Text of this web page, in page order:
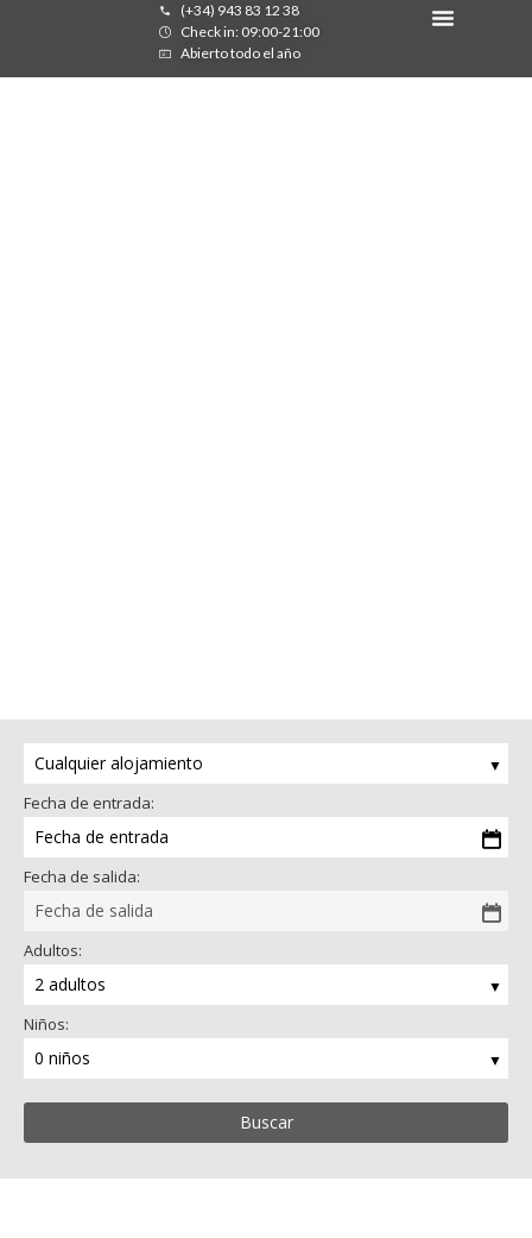
(+34) 943 83 12 38
Check in: 09:00-21:00
Abierto todo el año
Cualquier alojamiento
Fecha de entrada:
Fecha de entrada
Fecha de salida:
Fecha de salida
Adultos:
2 adultos
Niños:
0 niños
Buscar